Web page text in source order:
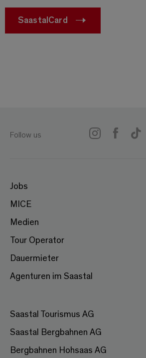
SaastalCard
Follow us
Jobs
MICE
Medien
Tour Operator
Dauermieter
Agenturen im Saastal
Saastal Tourismus AG
Saastal Bergbahnen AG
Bergbahnen Hohsaas AG